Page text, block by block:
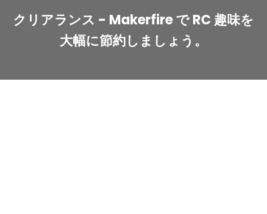
クリアランス - Makerfire で RC 趣味を
大幅に節約しましょう。